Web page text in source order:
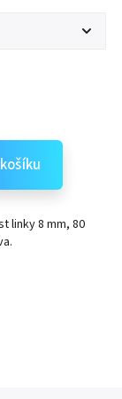
linky 8 mm, 80